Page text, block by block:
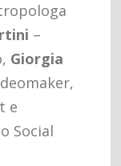
–
Giorgia
e
Social